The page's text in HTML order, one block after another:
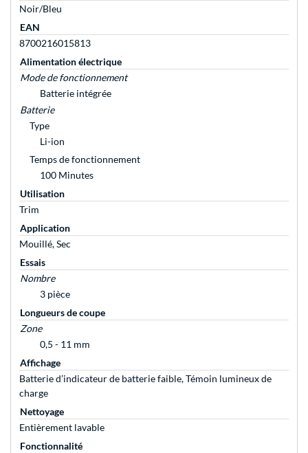
Noir/Bleu
EAN
8700216015813
Alimentation électrique
Mode de fonctionnement
Batterie intégrée
Batterie
Type
Li-ion
Temps de fonctionnement
100 Minutes
Utilisation
Trim
Application
Mouillé, Sec
Essais
Nombre
3 pièce
Longueurs de coupe
Zone
0,5 - 11 mm
Affichage
Batterie d’indicateur de batterie faible, Témoin lumineux de
charge
Nettoyage
Entièrement lavable
Fonctionnalité